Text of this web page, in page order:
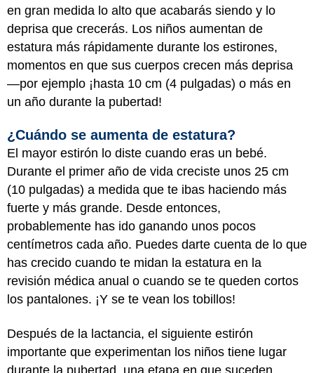
en gran medida lo alto que acabarás siendo y lo
deprisa que crecerás. Los niños aumentan de
estatura más rápidamente durante los estirones,
momentos en que sus cuerpos crecen más deprisa
—por ejemplo ¡hasta 10 cm (4 pulgadas) o más en
un año durante la pubertad!
¿Cuándo se aumenta de estatura?
El mayor estirón lo diste cuando eras un bebé.
Durante el primer año de vida creciste unos 25 cm
(10 pulgadas) a medida que te ibas haciendo más
fuerte y más grande. Desde entonces,
probablemente has ido ganando unos pocos
centímetros cada año. Puedes darte cuenta de lo que
has crecido cuando te midan la estatura en la
revisión médica anual o cuando se te queden cortos
los pantalones. ¡Y se te vean los tobillos!
Después de la lactancia, el siguiente estirón
importante que experimentan los niños tiene lugar
durante la pubertad, una etapa en que suceden